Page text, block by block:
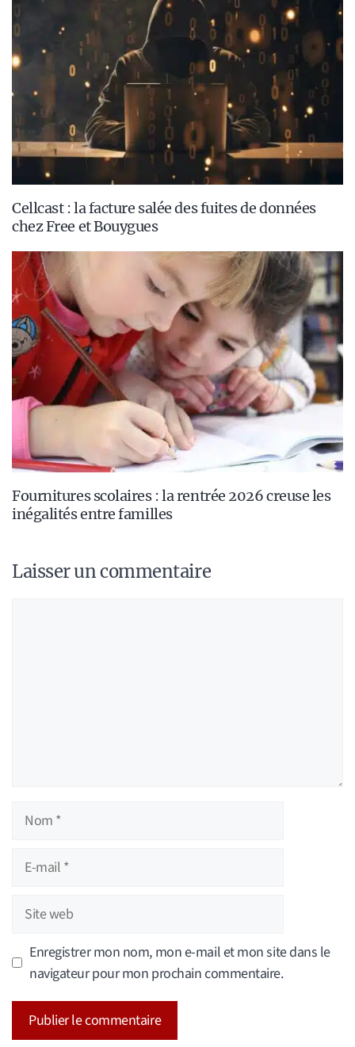
Cellcast : la facture salée des fuites de données
chez Free et Bouygues
Fournitures scolaires : la rentrée 2026 creuse les
inégalités entre familles
Laisser un commentaire
Nom
Site
web
Enregistrer mon nom, mon e-mail et mon site dans le
navigateur pour mon prochain commentaire.